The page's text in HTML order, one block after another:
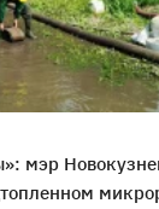
мэр